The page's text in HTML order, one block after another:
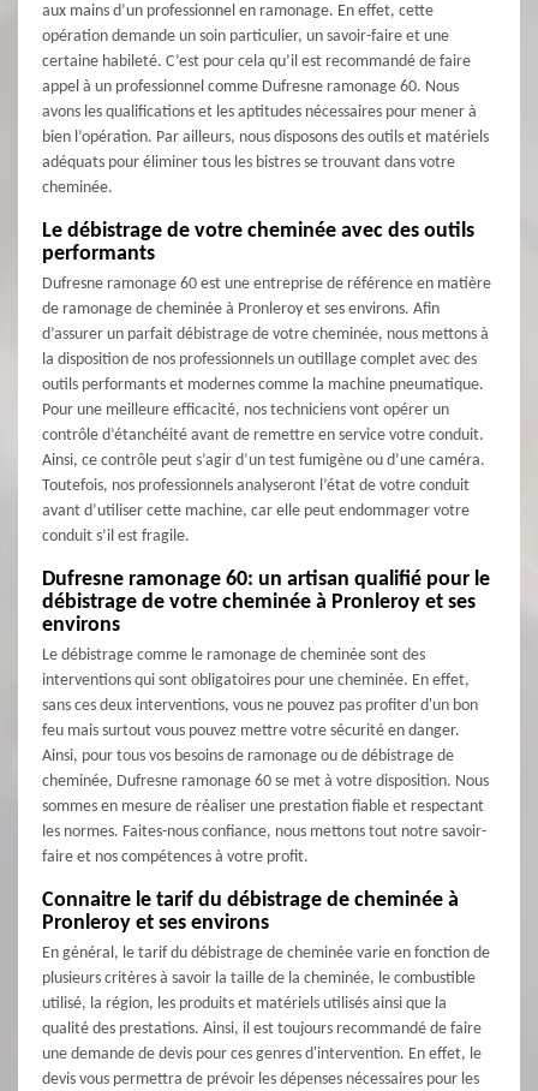
aux mains d’un professionnel en ramonage. En effet, cette
opération demande un soin particulier, un savoir-faire et une
certaine habileté. C’est pour cela qu’il est recommandé de faire
appel à un professionnel comme Dufresne ramonage 60. Nous
avons les qualifications et les aptitudes nécessaires pour mener à
bien l’opération. Par ailleurs, nous disposons des outils et matériels
adéquats pour éliminer tous les bistres se trouvant dans votre
cheminée.
Le débistrage de votre cheminée avec des outils
performants
Dufresne ramonage 60 est une entreprise de référence en matière
de ramonage de cheminée à Pronleroy et ses environs. Afin
d’assurer un parfait débistrage de votre cheminée, nous mettons à
la disposition de nos professionnels un outillage complet avec des
outils performants et modernes comme la machine pneumatique.
Pour une meilleure efficacité, nos techniciens vont opérer un
contrôle d’étanchéité avant de remettre en service votre conduit.
Ainsi, ce contrôle peut s’agir d’un test fumigène ou d’une caméra.
Toutefois, nos professionnels analyseront l’état de votre conduit
avant d’utiliser cette machine, car elle peut endommager votre
conduit s’il est fragile.
Dufresne ramonage 60: un artisan qualifié pour le
débistrage de votre cheminée à Pronleroy et ses
environs
Le débistrage comme le ramonage de cheminée sont des
interventions qui sont obligatoires pour une cheminée. En effet,
sans ces deux interventions, vous ne pouvez pas profiter d'un bon
feu mais surtout vous pouvez mettre votre sécurité en danger.
Ainsi, pour tous vos besoins de ramonage ou de débistrage de
cheminée, Dufresne ramonage 60 se met à votre disposition. Nous
sommes en mesure de réaliser une prestation fiable et respectant
les normes. Faites-nous confiance, nous mettons tout notre savoir-
faire et nos compétences à votre profit.
Connaitre le tarif du débistrage de cheminée à
Pronleroy et ses environs
En général, le tarif du débistrage de cheminée varie en fonction de
plusieurs critères à savoir la taille de la cheminée, le combustible
utilisé, la région, les produits et matériels utilisés ainsi que la
qualité des prestations. Ainsi, il est toujours recommandé de faire
une demande de devis pour ces genres d'intervention. En effet, le
devis vous permettra de prévoir les dépenses nécessaires pour les